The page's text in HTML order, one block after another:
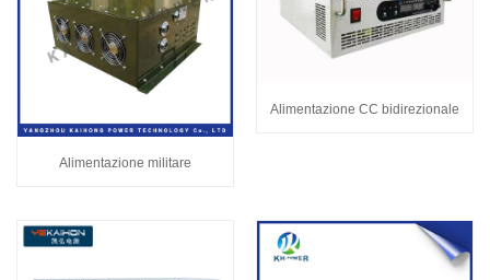
Alimentazione militare
Alimentazione CC bidirezionale